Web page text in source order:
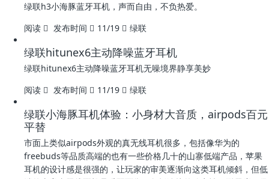
绿联h3小海豚蓝牙耳机，声而自由，不负热爱。
阅读
发布时间 11/19 绿联
绿联hitunex6主动降噪蓝牙耳机
绿联hitunex6主动降噪蓝牙耳机无噪境界静享美妙
阅读
发布时间 11/19 绿联
绿联小海豚耳机体验：小身材大音质，airpods百元
平替
市面上类似airpods外观的真无线耳机很多，包括像华为的
freebuds等品质高端的也有一些价格几十的山寨低端产品，苹果
耳机的设计感是很强的，让玩家的审美逐渐向这类耳机倾斜，但低